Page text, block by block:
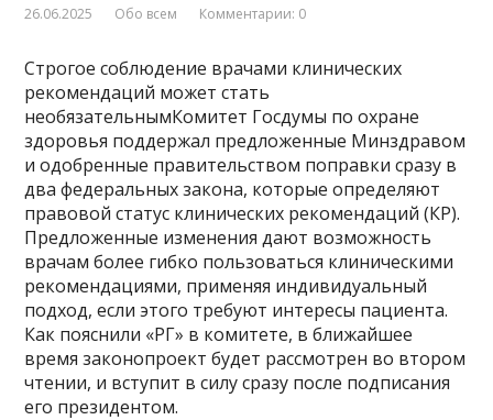
26.06.2025 Обо всем Комментарии: 0
Строгое соблюдение врачами клинических
рекомендаций может стать
необязательнымКомитет Госдумы по охране
здоровья поддержал предложенные Минздравом
и одобренные правительством поправки сразу в
два федеральных закона, которые определяют
правовой статус клинических рекомендаций (КР).
Предложенные изменения дают возможность
врачам более гибко пользоваться клиническими
рекомендациями, применяя индивидуальный
подход, если этого требуют интересы пациента.
Как пояснили «РГ» в комитете, в ближайшее
время законопроект будет рассмотрен во втором
чтении, и вступит в силу сразу после подписания
его президентом.